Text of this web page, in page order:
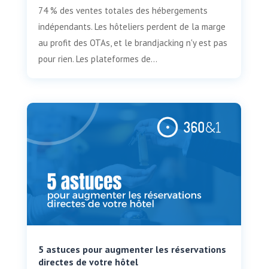
74 % des ventes totales des hébergements
indépendants. Les hôteliers perdent de la marge
au profit des OTAs, et le brandjacking n'y est pas
pour rien. Les plateformes de...
5 astuces pour augmenter les réservations
directes de votre hôtel